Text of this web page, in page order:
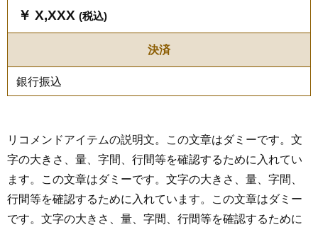
￥ X,XXX(税込)
決済
銀行振込
リコメンドアイテムの説明文。この文章はダミーです。文
字の大きさ、量、字間、行間等を確認するために入れてい
ます。この文章はダミーです。文字の大きさ、量、字間、
行間等を確認するために入れています。この文章はダミー
です。文字の大きさ、量、字間、行間等を確認するために